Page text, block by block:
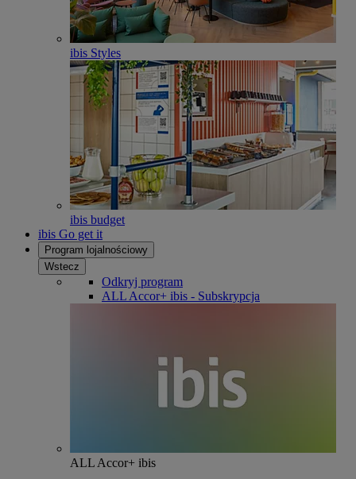
ibis Styles
ibis budget
ibis Go get it
Program lojalnościowy
Wstecz
Odkryj program
ALL Accor+ ibis - Subskrypcja
ALL Accor+ ibis